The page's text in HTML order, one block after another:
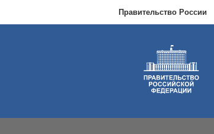
Правительство России